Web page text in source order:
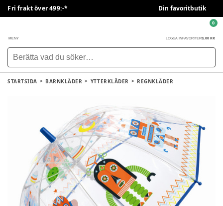
Fri frakt över 499:-* Din favoritbutik
MENY LOGGA IN FAVORITER0,00 KR
0
STARTSIDA BARNKLÄDER YTTERKLÄDER REGNKLÄDER